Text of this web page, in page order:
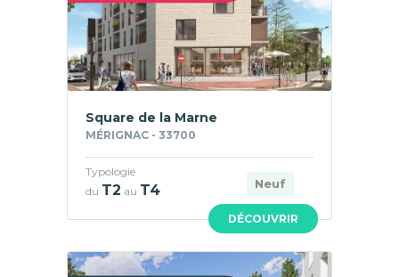
DÉCOUVRIR
Square de la Marne
MÉRIGNAC - 33700
Neuf
Typologie
du T2 au T4